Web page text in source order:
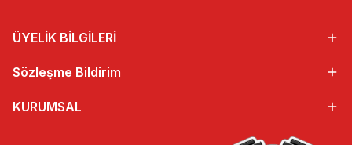
ÜYELİK BİLGİLERİ
Sözleşme Bildirim
KURUMSAL